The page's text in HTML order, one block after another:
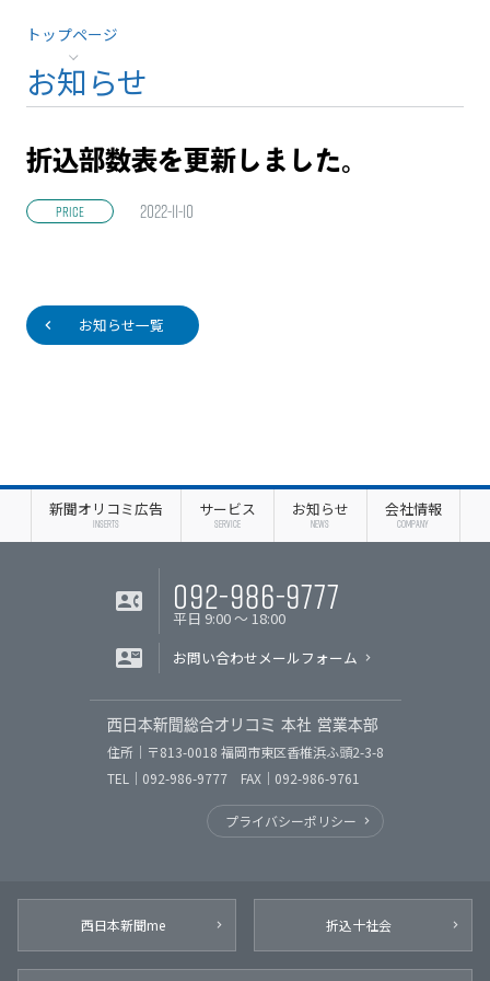
トップページ
お知らせ
2022-11-10
折込部数表を更新しました。
PRICE
お知らせ一覧
新聞オリコミ広告
INSERTS
サービス
SERVICE
お知らせ
NEWS
会社情報
COMPANY
西日本新聞総合オリコミ 本社 営業本部
住所｜〒813-0018 福岡市東区香椎浜ふ頭2-3-8
TEL｜092-986-9777 FAX｜092-986-9761
プライバシーポリシー
092-986-9777
平日 9:00 〜 18:00
お問い合わせメールフォーム
西日本新聞me 折込十社会